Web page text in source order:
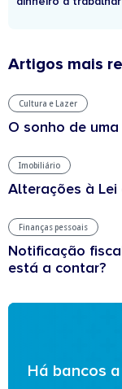
Artigos mais
Cultura e Lazer
O sonho de
Imobiliário
Alterações à
Finanças pessoais
Notificação
está a contar?
Há bancos